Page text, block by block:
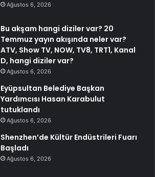
Ağustos 6, 2026
Bu akşam hangi diziler var? 20
Temmuz yayın akışında neler var?
ATV, Show TV, NOW, TV8, TRT1, Kanal
D, hangi diziler var?
Ağustos 6, 2026
Eyüpsultan Belediye Başkan
Yardımcısı Hasan Karabulut
tutuklandı
Ağustos 6, 2026
Shenzhen’de Kültür Endüstrileri Fuarı
Başladı
Ağustos 6, 2026